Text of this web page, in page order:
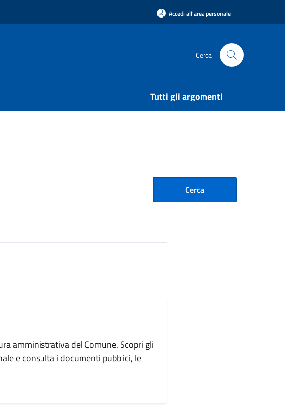
Accedi all'area personale
Cerca
Tutti gli argomenti
Cerca
amministrativa del Comune. Scopri gli
e consulta i documenti pubblici, le